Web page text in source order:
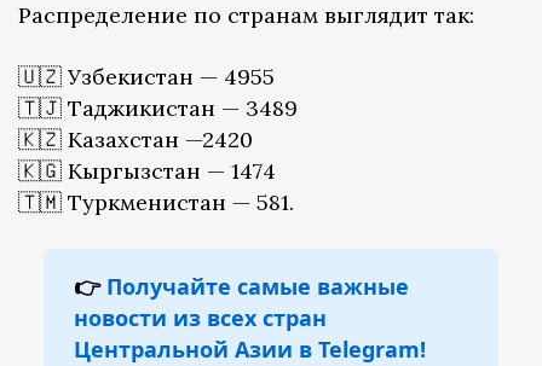
Распределение по странам выглядит так:
🇺🇿 Узбекистан — 4955
🇹🇯 Таджикистан — 3489
🇰🇿 Казахстан —2420
🇰🇬 Кыргызстан — 1474
🇹🇲 Туркменистан — 581.
👉 Получайте самые важные
новости из всех стран
Центральной Азии в Telegram!